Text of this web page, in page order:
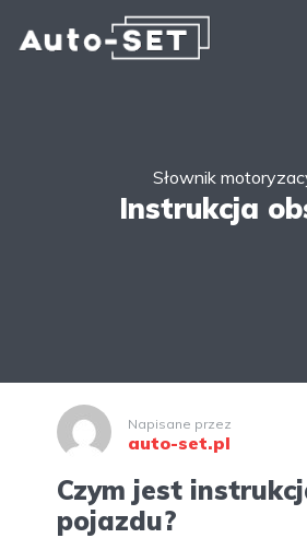
Słownik
Instrukcja
Napisane przez
auto-set.pl
Czym jest
pojazdu?